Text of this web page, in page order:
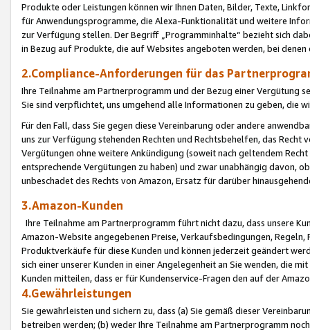
Produkte oder Leistungen können wir Ihnen Daten, Bilder, Texte,
für Anwendungsprogramme, die Alexa-Funktionalität und weitere
zur Verfügung stellen. Der Begriff „Programminhalte“ bezieht sich
in Bezug auf Produkte, die auf Websites angeboten werden, bei
2.Compliance-Anforderungen für das
Ihre Teilnahme am Partnerprogramm und der Bezug einer Vergütung
Sie sind verpflichtet, uns umgehend alle Informationen zu geben, die
Für den Fall, dass Sie gegen diese Vereinbarung oder andere
uns zur Verfügung stehenden Rechten und Rechtsbehelfen, das
Vergütungen ohne weitere Ankündigung (soweit nach geltendem
entsprechende Vergütungen zu haben) und zwar unabhängig davon,
unbeschadet des Rechts von Amazon, Ersatz für darüber
3.Amazon-Kunden
Ihre Teilnahme am Partnerprogramm führt nicht dazu, dass unsere
Amazon-Website angegebenen Preise, Verkaufsbedingungen,
Produktverkäufe für diese Kunden und können jederzeit geändert
sich einer unserer Kunden in einer Angelegenheit an Sie wenden, die
Kunden mitteilen, dass er für Kundenservice-Fragen den auf der
4.Gewährleistungen
Sie gewährleisten und sichern zu, dass (a) Sie gemäß dieser
betreiben werden; (b) weder Ihre Teilnahme am Partnerprogramm